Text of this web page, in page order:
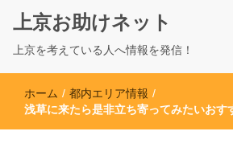
上京お助けネット
上京を考えている人へ情報を発信！
ホーム / 都内エリア情報 /
浅草に来たら是非立ち寄ってみたいおす